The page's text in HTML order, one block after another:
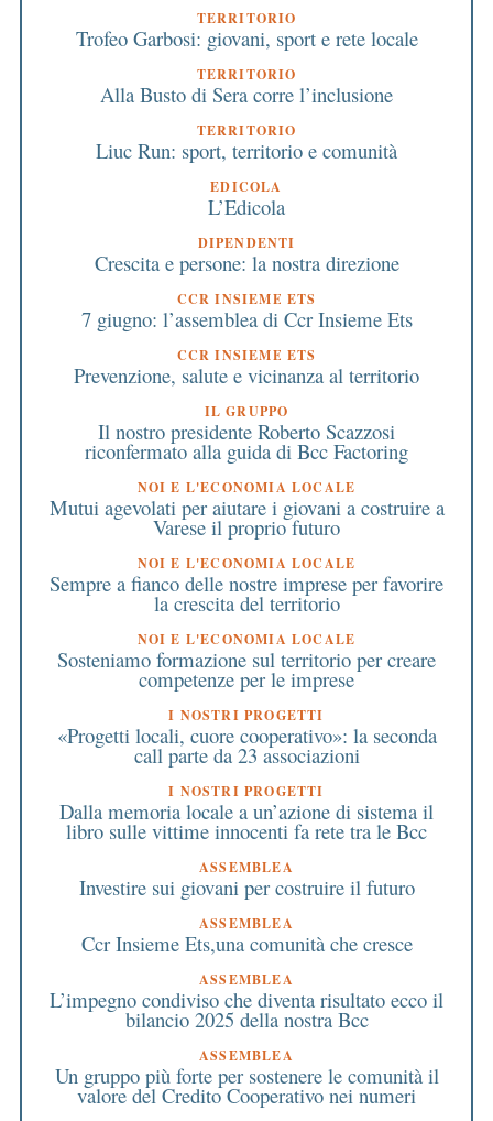
TERRITORIO
Trofeo Garbosi: giovani, sport e rete locale
TERRITORIO
Alla Busto di Sera corre l’inclusione
TERRITORIO
Liuc Run: sport, territorio e comunità
EDICOLA
L’Edicola
DIPENDENTI
Crescita e persone: la nostra direzione
CCR INSIEME ETS
7 giugno: l’assemblea di Ccr Insieme Ets
CCR INSIEME ETS
Prevenzione, salute e vicinanza al territorio
IL GRUPPO
Il nostro presidente Roberto Scazzosi
riconfermato alla guida di Bcc Factoring
NOI E L'ECONOMIA LOCALE
Mutui agevolati per aiutare i giovani a costruire a
Varese il proprio futuro
NOI E L'ECONOMIA LOCALE
Sempre a fianco delle nostre imprese per favorire
la crescita del territorio
NOI E L'ECONOMIA LOCALE
Sosteniamo formazione sul territorio per creare
competenze per le imprese
I NOSTRI PROGETTI
«Progetti locali, cuore cooperativo»: la seconda
call parte da 23 associazioni
I NOSTRI PROGETTI
Dalla memoria locale a un’azione di sistema il
libro sulle vittime innocenti fa rete tra le Bcc
ASSEMBLEA
Investire sui giovani per costruire il futuro
ASSEMBLEA
Ccr Insieme Ets,una comunità che cresce
ASSEMBLEA
L’impegno condiviso che diventa risultato ecco il
bilancio 2025 della nostra Bcc
ASSEMBLEA
Un gruppo più forte per sostenere le comunità il
valore del Credito Cooperativo nei numeri